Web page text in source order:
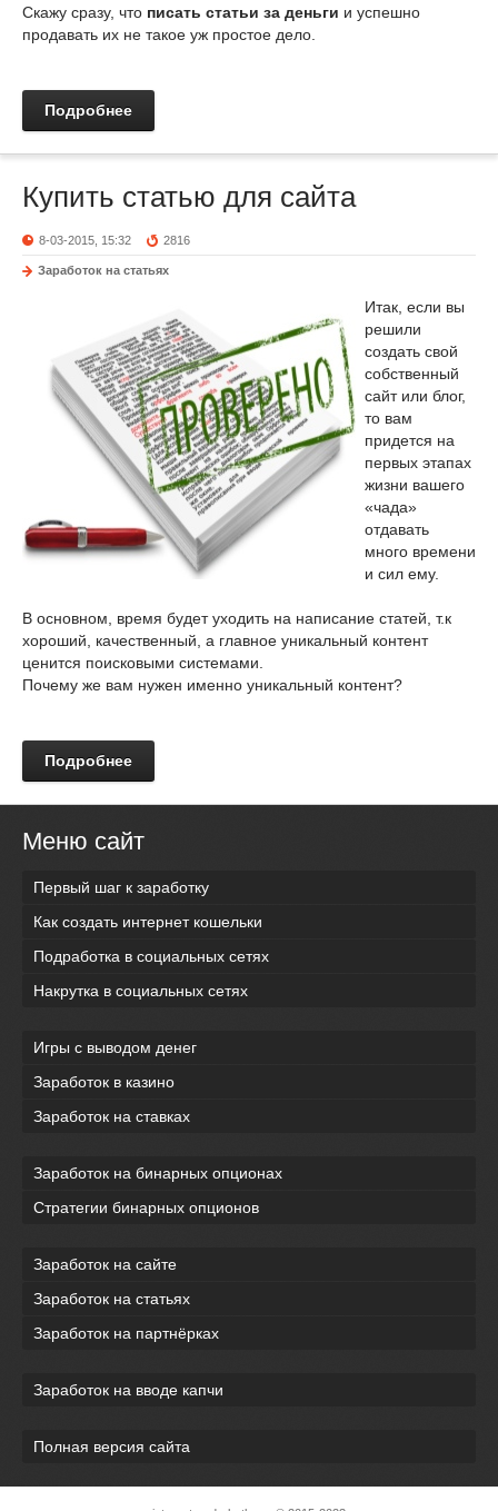
Скажу сразу, что писать статьи за деньги и успешно
продавать их не такое уж простое дело.
Подробнее
Купить статью для сайта
8-03-2015, 15:32 2816
Заработок на статьях
Итак, если вы
решили
создать свой
собственный
сайт или блог,
то вам
придется на
первых этапах
жизни вашего
«чада»
отдавать
много времени
и сил ему.
В основном, время будет уходить на написание статей, т.к
хороший, качественный, а главное уникальный контент
ценится поисковыми системами.
Почему же вам нужен именно уникальный контент?
Подробнее
Меню сайт
Первый шаг к заработку
Как создать интернет кошельки
Подработка в социальных сетях
Накрутка в социальных сетях
Игры с выводом денег
Заработок в казино
Заработок на ставках
Заработок на бинарных опционах
Стратегии бинарных опционов
Заработок на сайте
Заработок на статьях
Заработок на партнёрках
Заработок на вводе капчи
Полная версия сайта